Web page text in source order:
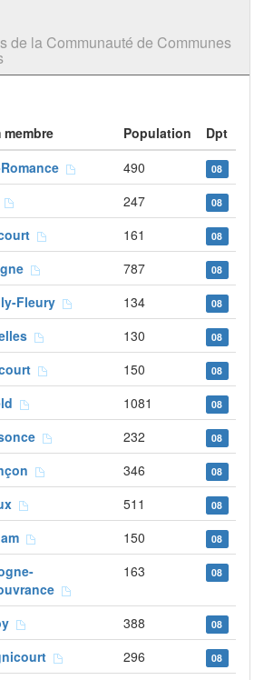
de la Communauté de Communes
membre Population
Dpt
490 08
247 08
161 08
787 08
Fleury 134 08
130 08
150 08
1081 08
232 08
346 08
511 08
150 08
163 08
388 08
296 08